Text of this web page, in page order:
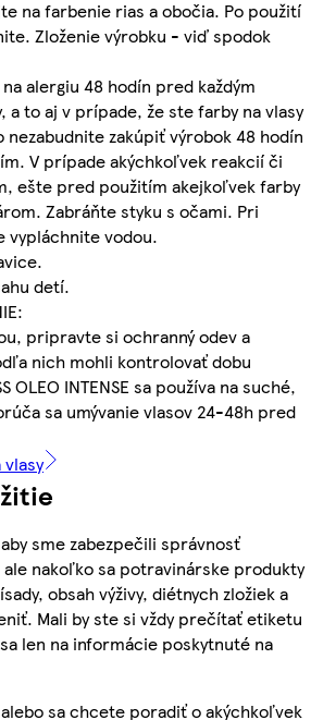
na farbenie rias a obočia. Po použití
Zloženie výrobku - viď spodok
alergiu 48 hodín pred každým
a to aj v prípade, že ste farby na vlasy
nezabudnite zakúpiť výrobok 48 hodín
V prípade akýchkoľvek reakcií či
ešte pred použitím akejkoľvek farby
Zabráňte styku s očami. Pri
vypláchnite vodou.
detí.
pripravte si ochranný odev a
nich mohli kontrolovať dobu
OLEO INTENSE sa používa na suché,
sa umývanie vlasov 24-48h pred
vlasy
sme zabezpečili správnosť
nakoľko sa potravinárske produkty
obsah výživy, diétnych zložiek a
Mali by ste si vždy prečítať etiketu
len na informácie poskytnuté na
sa chcete poradiť o akýchkoľvek